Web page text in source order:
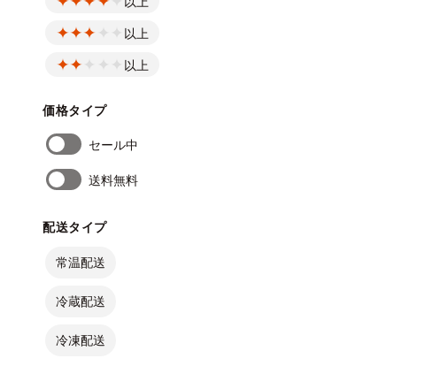
以上
以上
価格タイプ
セール中
送料無料
配送タイプ
常温配送
冷蔵配送
冷凍配送